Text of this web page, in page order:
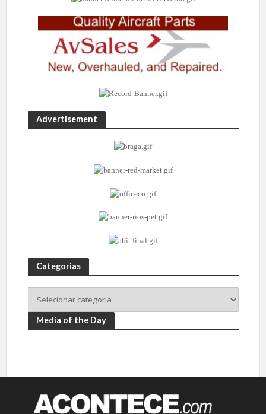
Advertisement
Categorias
Media of the Day